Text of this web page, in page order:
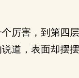
厉害，到第四
道，表面却摆